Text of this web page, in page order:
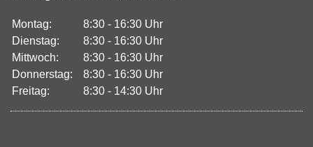
Montag:
8:30 - 16:30 Uhr
Dienstag:
8:30 - 16:30 Uhr
Mittwoch:
8:30 - 16:30 Uhr
Donnerstag:
8:30 - 16:30 Uhr
Freitag:
8:30 - 14:30 Uhr